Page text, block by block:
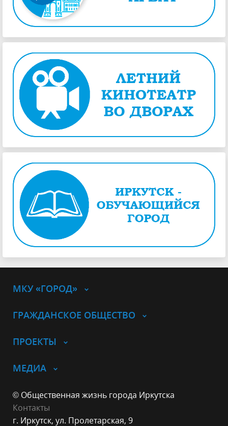
МКУ «ГОРОД»
ГРАЖДАНСКОЕ ОБЩЕСТВО
ПРОЕКТЫ
МЕДИА
© Общественная жизнь города Иркутска
Контакты
г. Иркутск, ул. Пролетарская, 9